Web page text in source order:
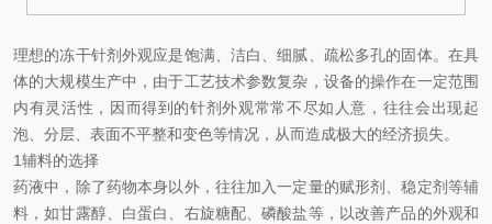
理想的冻干针剂外观应是饱满、洁白、细腻、疏松多孔的固体。在具
体的大规模生产中，由于工艺技术参数复杂，设备的操作在一定范围
内有灵活性，因而得到的针剂外观常常不尽如人意，往往会出现起
泡、分层、表面不平整和变色等情况，从而造成极大的经济损失。
1辅料的选择
药液中，除了药物本身以外，往往加入一定量的赋形剂、稳定剂等辅
料，如甘露醇、白蛋白、右旋糖配、磷酸盐等，以改善产品的外观和